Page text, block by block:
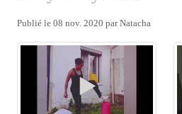
Publié le 08 nov. 2020 parNatacha